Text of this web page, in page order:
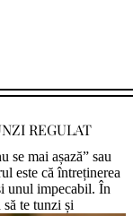
REGULAT
se mai așază” sau
este că întreținerea
unul impecabil. În
te tunzi și